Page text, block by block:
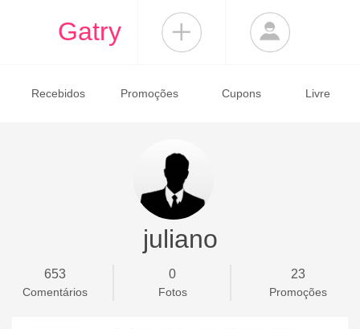
Gatry
Recebidos Promoções Cupons Livre
juliano
653
Comentários
0
Fotos
23
Promoções